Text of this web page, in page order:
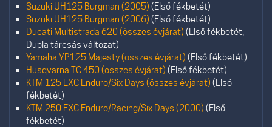
Suzuki UH125 Burgman (2005) (Első fékbetét)
Suzuki UH125 Burgman (2006) (Első fékbetét)
Ducati Multistrada 620 (összes évjárat) (Első fékbetét,
Dupla tárcsás változat)
Yamaha YP125 Majesty (összes évjárat) (Első fékbetét)
Husqvarna TC 450 (összes évjárat) (Első fékbetét)
KTM 125 EXC Enduro/Six Days (összes évjárat) (Első
fékbetét)
KTM 250 EXC Enduro/Racing/Six Days (2000) (Első
fékbetét)